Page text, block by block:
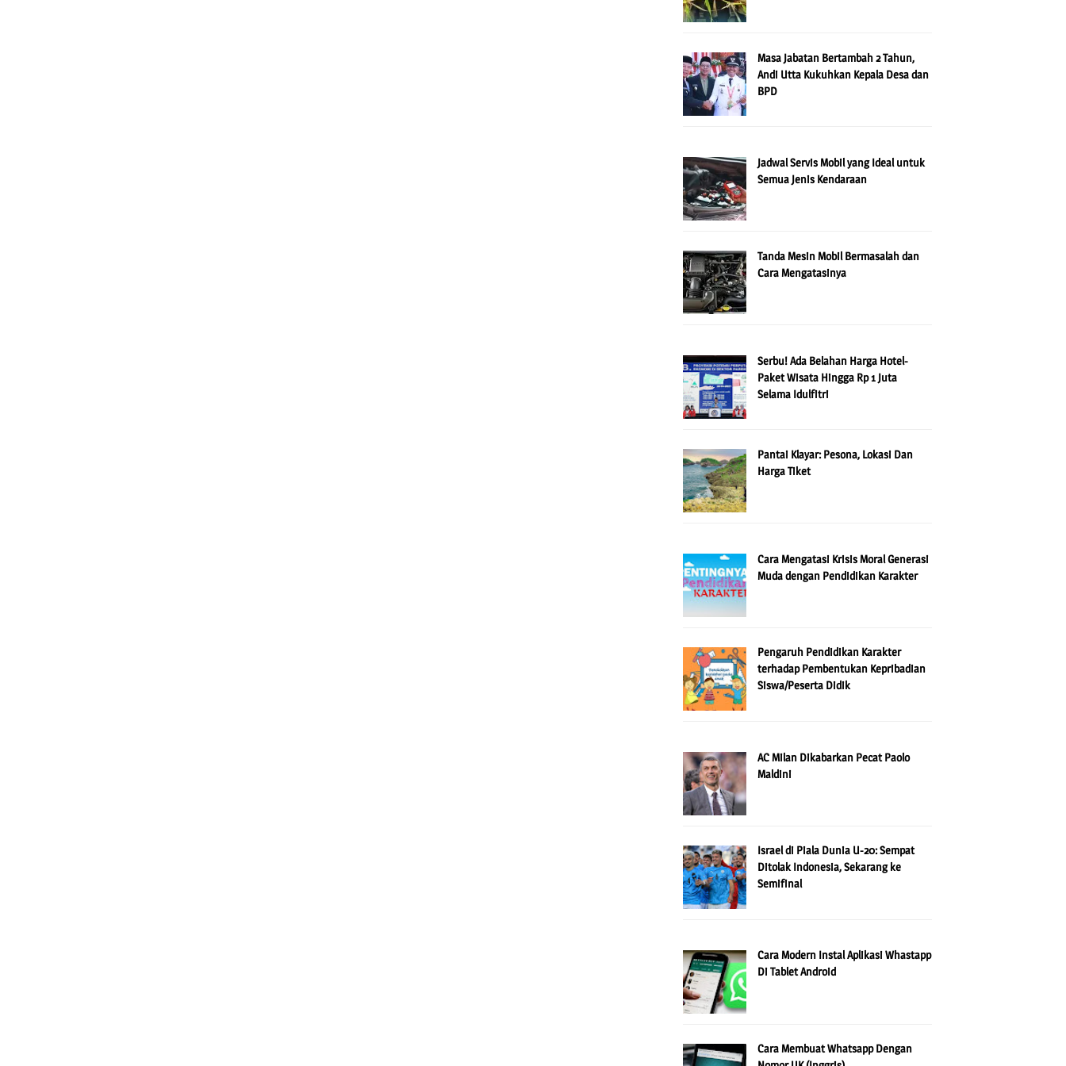
Masa Jabatan Bertambah 2 Tahun,
Andi Utta Kukuhkan Kepala Desa dan
BPD
Jadwal Servis Mobil yang Ideal untuk
Semua Jenis Kendaraan
Tanda Mesin Mobil Bermasalah dan
Cara Mengatasinya
Serbu! Ada Belahan Harga Hotel-
Paket Wisata Hingga Rp 1 Juta
Selama Idulfitri
Pantai Klayar: Pesona, Lokasi Dan
Harga Tiket
Cara Mengatasi Krisis Moral Generasi
Muda dengan Pendidikan Karakter
Pengaruh Pendidikan Karakter
terhadap Pembentukan Kepribadian
Siswa/Peserta Didik
AC Milan Dikabarkan Pecat Paolo
Maldini
Israel di Piala Dunia U-20: Sempat
Ditolak Indonesia, Sekarang ke
Semifinal
Cara Modern Instal Aplikasi Whastapp
Di Tablet Android
Cara Membuat Whatsapp Dengan